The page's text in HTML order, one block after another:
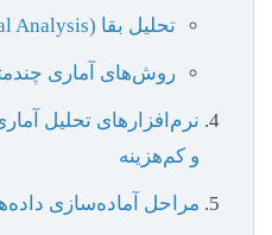
تحلیل بقا (Survival Analysis)
روش‌های آماری
نرم‌افزارهای تحلیل
و کم‌هزینه
مراحل آماده‌سازی